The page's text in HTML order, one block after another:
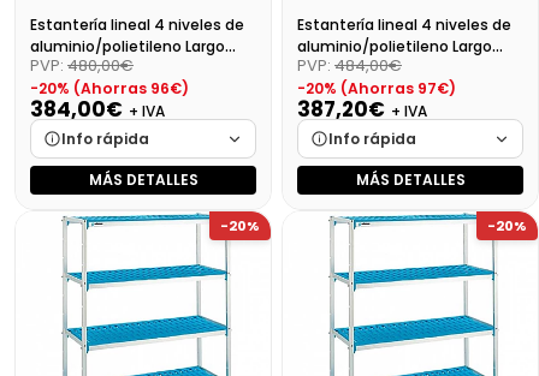
Estantería lineal 4 niveles de
aluminio/polietileno Largo
139cm
PVP: 480,00€
-20% (Ahorras 96€)
384,00€ + IVA
Info rápida
Marca
Cargando…
Medidas
Cargando…
Disponibilidad
Cargando…
Precio final (+21%)
MÁS DETALLES
Estantería lineal 4 niveles de
aluminio/polietileno Largo
129cm
PVP: 484,00€
-20% (Ahorras 97€)
387,20€ + IVA
Info rápida
Marca
Cargando…
Medidas
Cargando…
Disponibilidad
Cargando…
Precio final (+21%)
MÁS DETALLES
-20% -20%